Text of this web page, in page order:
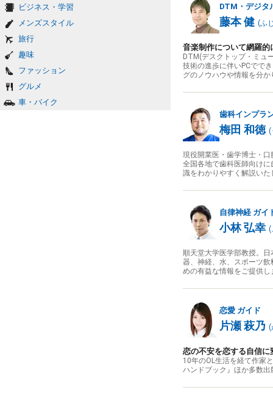
ビジネス・学習
メンズスタイル
旅行
趣味
ファッション
グルメ
車・バイク
DTM・デジタ
藤本 健 (ふ
音楽制作について網羅
DTM(デスクトップ・ミュ
技術の進歩に伴いPCでで
グのノウハウや情報を分
歯科インプラ
梅田 和徳 (
現役開業医・歯学博士・
全国各地で歯科医師向け
識をわかりやすく解説いた
自律神経 ガイ
小林 弘幸 (
順天堂大学医学部教授。
器、神経、水、スポーツ
めの有益な情報をご提供し
恋愛 ガイド
片瀬 萩乃 (
恋の不安を恋する自信に
10年のOL生活を経て作家
ハンドブック』ほか多数出